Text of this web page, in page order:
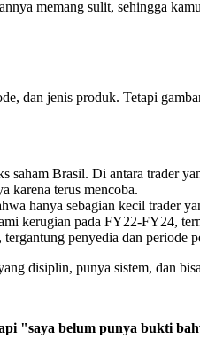
memang sulit, sehingga
dan jenis produk. Tetapi
saham Brasil. Di antara trader
karena terus mencoba.
hanya sebagian kecil trader
kerugian pada FY22-FY24,
penyedia dan periode
disiplin, punya sistem, dan
"saya belum punya bukti